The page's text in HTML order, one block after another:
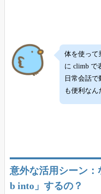
体を使って
に climb で
日常会話で
も便利なん
意外な活用シーン
b into」するの？